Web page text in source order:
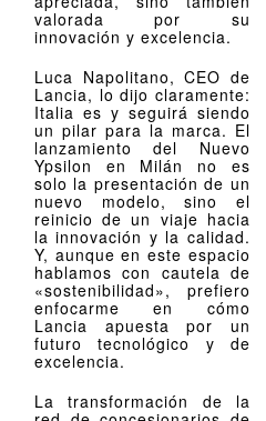
valorada por su
innovación y excelencia.
Luca Napolitano, CEO de
Lancia, lo dijo claramente:
Italia es y seguirá siendo
un pilar para la marca. El
lanzamiento del Nuevo
Ypsilon en Milán no es
solo la presentación de un
nuevo modelo, sino el
reinicio de un viaje hacia
la innovación y la calidad.
Y, aunque en este espacio
hablamos con cautela de
«sostenibilidad», prefiero
enfocarme en cómo
Lancia apuesta por un
futuro tecnológico y de
excelencia.
La transformación de la